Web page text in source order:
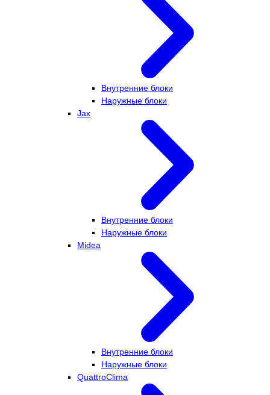
Внутренние блоки
Наружные блоки
Jax
Внутренние блоки
Наружные блоки
Midea
Внутренние блоки
Наружные блоки
QuattroClima